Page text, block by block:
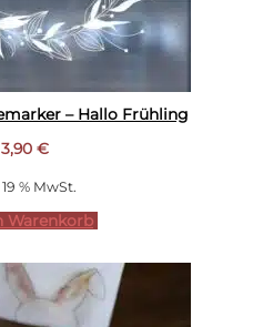
– Hallo Frühling
3,90 €
% MwSt.
Warenkorb